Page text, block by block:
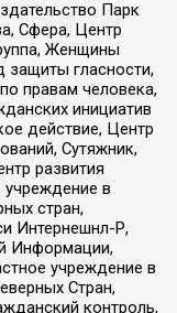
Парк
Сфера, Центр
Женщины
защиты гласности,
правам человека,
инициатив
действие, Центр
Сутяжник,
развития
учреждение в
стран,
Интернешнл-Р,
Информации,
учреждение в
Стран,
контроль,